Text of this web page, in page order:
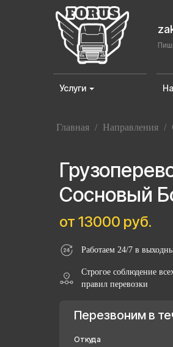
Услуги
Главная / Направления /
Сосновый
от 13000 руб.
Работаем 24/7 в
Строгое соблюдение
правил перевозки
Перезвоним в
Откуда